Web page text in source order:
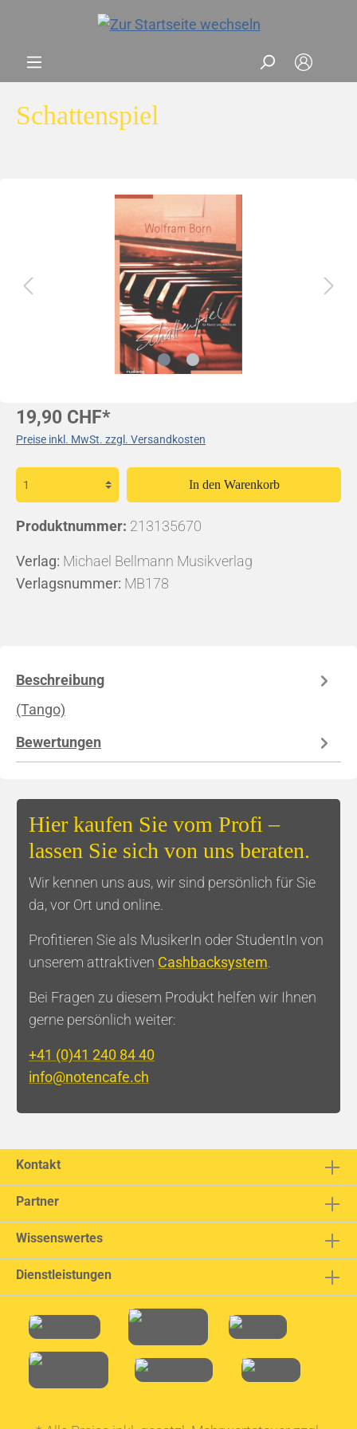
Schattenspiel
19,90 CHF*
Preise inkl. MwSt. zzgl. Versandkosten
In den Warenkorb
Produktnummer: 213135670
Verlag: Michael Bellmann Musikverlag
Verlagsnummer: MB178
Beschreibung
(Tango)
Bewertungen
Hier kaufen Sie vom Profi –
lassen Sie sich von uns beraten.
Wir kennen uns aus, wir sind persönlich für Sie
da, vor Ort und online.
Profitieren Sie als MusikerIn oder StudentIn von
unserem attraktiven Cashbacksystem.
Bei Fragen zu diesem Produkt helfen wir Ihnen
gerne persönlich weiter:
+41 (0)41 240 84 40
info@notencafe.ch
Kontakt
Partner
Wissenswertes
Dienstleistungen